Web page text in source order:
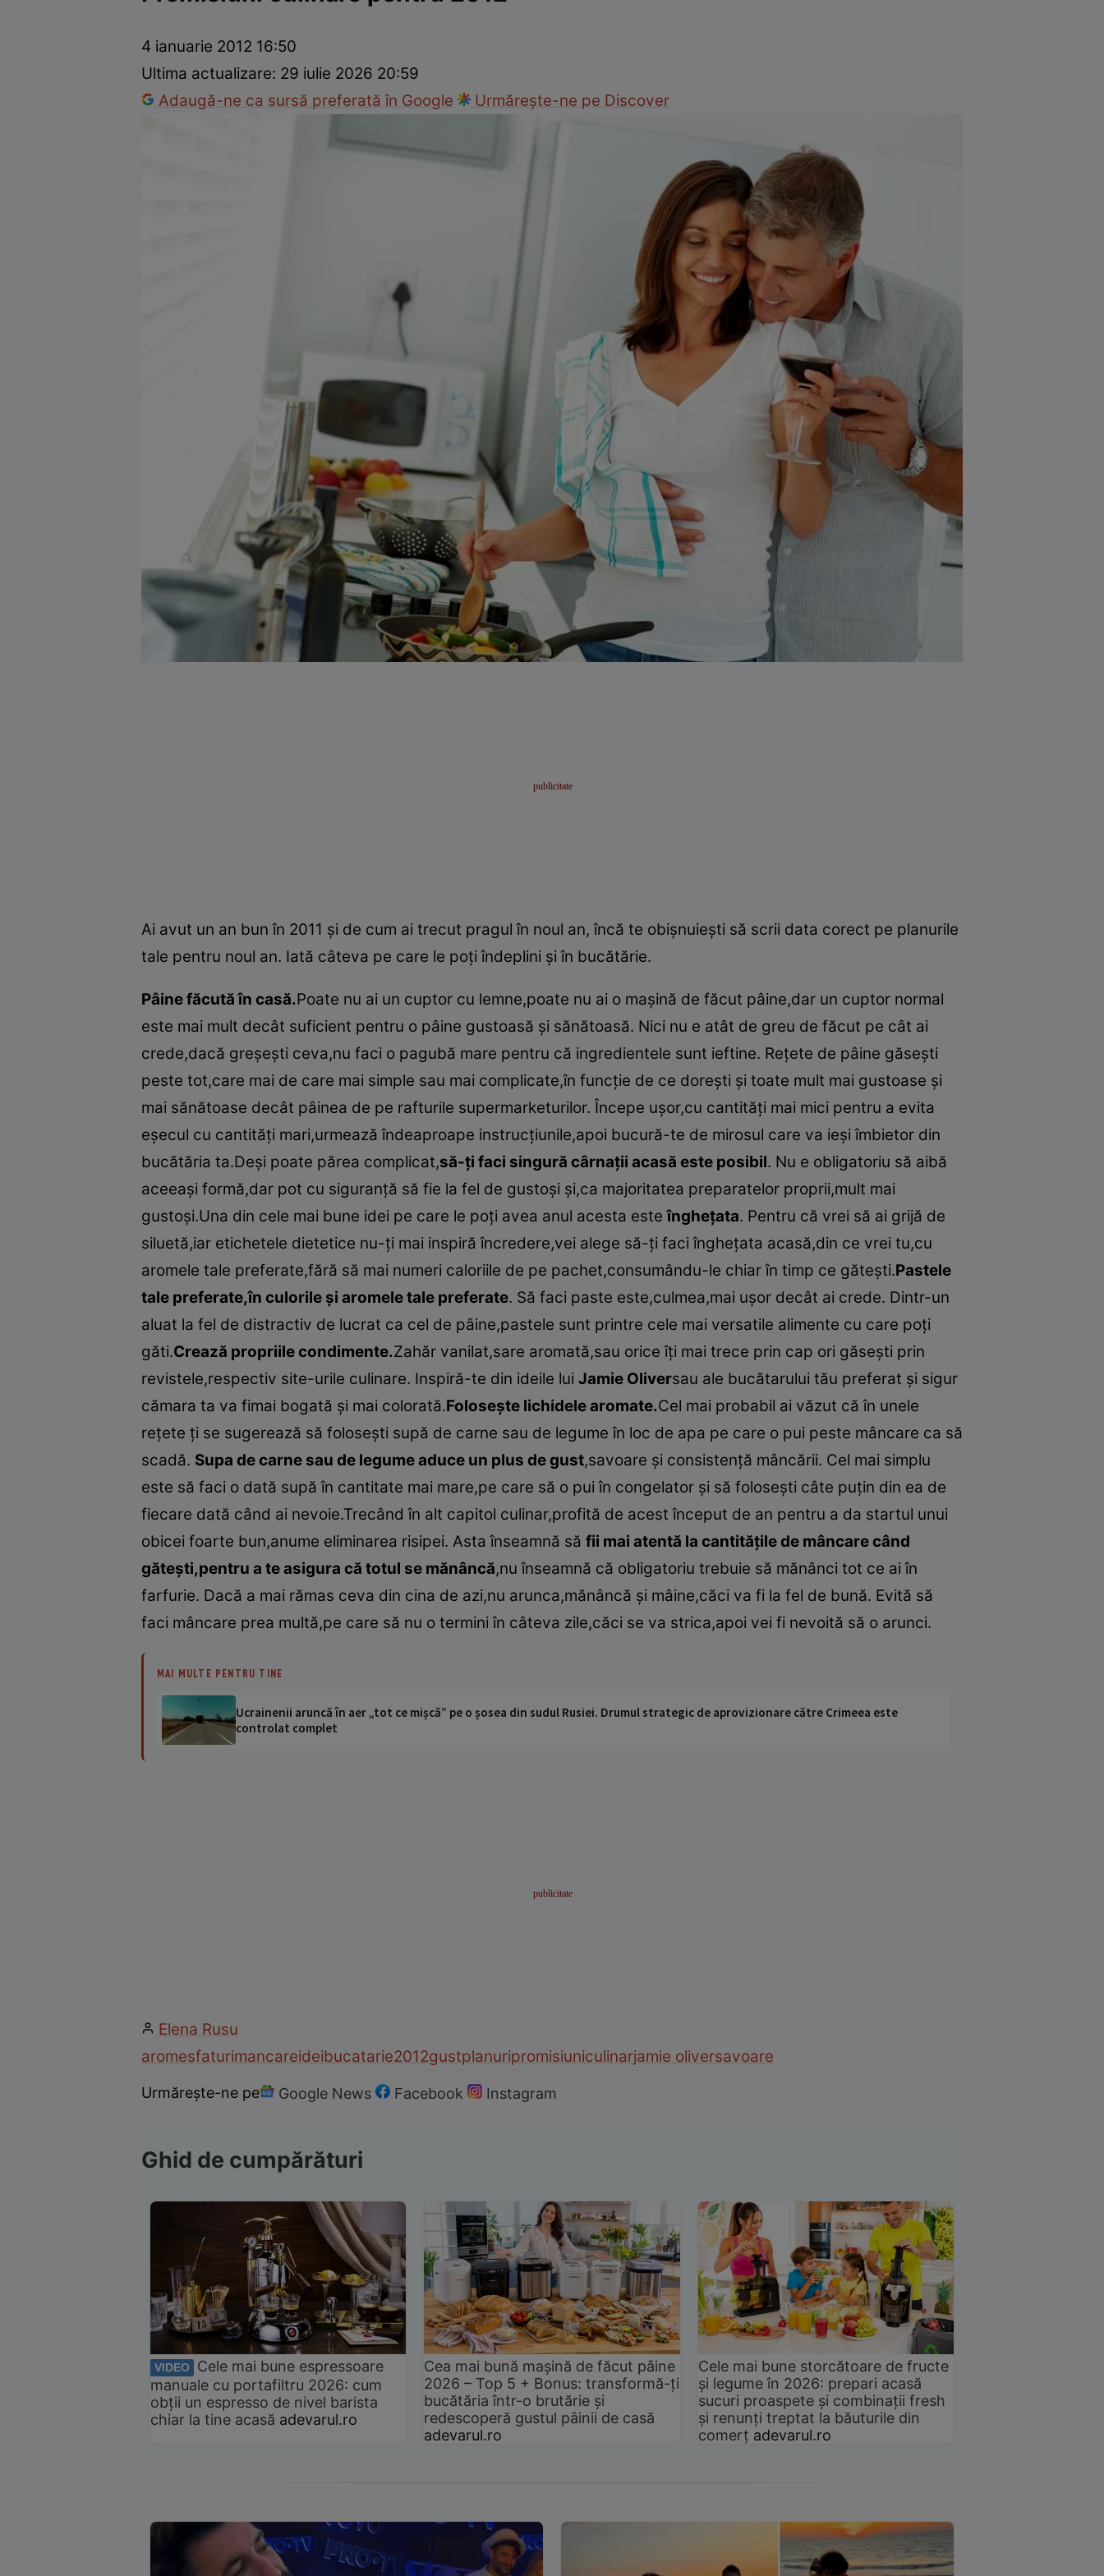
Dezvoltare personalăÎngrijire personalăCasă și grădină
4 ianuarie 2012 16:50
Ultima actualizare: 29 iulie 2026 20:59
Adaugă-ne ca sursă preferată în Google
Urmărește-ne pe Discover
Ai avut un an bun în 2011 şi de cum ai trecut pragul în noul an, încă te obişnuieşti să scrii data corect pe planurile
tale pentru noul an. Iată câteva pe care le poţi îndeplini şi în bucătărie.
Pâine făcută în casă.Poate nu ai un cuptor cu lemne,poate nu ai o maşină de făcut pâine,dar un cuptor normal
este mai mult decât suficient pentru o pâine gustoasă şi sănătoasă. Nici nu e atât de greu de făcut pe cât ai
crede,dacă greşeşti ceva,nu faci o pagubă mare pentru că ingredientele sunt ieftine. Reţete de pâine găseşti
peste tot,care mai de care mai simple sau mai complicate,în funcţie de ce doreşti şi toate mult mai gustoase şi
mai sănătoase decât pâinea de pe rafturile supermarketurilor. Începe uşor,cu cantităţi mai mici pentru a evita
eşecul cu cantităţi mari,urmează îndeaproape instrucţiunile,apoi bucură-te de mirosul care va ieşi îmbietor din
bucătăria ta.Deşi poate părea complicat,să-ţi faci singură cârnaţii acasă este posibil. Nu e obligatoriu să aibă
aceeaşi formă,dar pot cu siguranţă să fie la fel de gustoşi şi,ca majoritatea preparatelor proprii,mult mai
gustoşi.Una din cele mai bune idei pe care le poţi avea anul acesta esteîngheţata. Pentru că vrei să ai grijă de
siluetă,iar etichetele dietetice nu-ţi mai inspiră încredere,vei alege să-ţi faci îngheţata acasă,din ce vrei tu,cu
aromele tale preferate,fără să mai numeri caloriile de pe pachet,consumându-le chiar în timp ce găteşti.Pastele
tale preferate,în culorile şi aromele tale preferate. Să faci paste este,culmea,mai uşor decât ai crede. Dintr-un
aluat la fel de distractiv de lucrat ca cel de pâine,pastele sunt printre cele mai versatile alimente cu care poţi
găti.Crează propriile condimente.Zahăr vanilat,sare aromată,sau orice îţi mai trece prin cap ori găseşti prin
revistele,respectiv site-urile culinare. Inspiră-te din ideile lui Jamie Oliversau ale bucătarului tău preferat şi sigur
cămara ta va fimai bogată şi mai colorată.Foloseşte lichidele aromate.Cel mai probabil ai văzut că în unele
reţete ţi se sugerează să foloseşti supă de carne sau de legume în loc de apa pe care o pui peste mâncare ca să
scadă. Supa de carne sau de legume aduce un plus de gust,savoare şi consistenţă mâncării. Cel mai simplu
este să faci o dată supă în cantitate mai mare,pe care să o pui în congelator şi să foloseşti câte puţin din ea de
fiecare dată când ai nevoie.Trecând în alt capitol culinar,profită de acest început de an pentru a da startul unui
obicei foarte bun,anume eliminarea risipei. Asta înseamnă să fii mai atentă la cantităţile de mâncare când
găteşti,pentru a te asigura că totul se mănâncă,nu înseamnă că obligatoriu trebuie să mănânci tot ce ai în
farfurie. Dacă a mai rămas ceva din cina de azi,nu arunca,mănâncă şi mâine,căci va fi la fel de bună. Evită să
faci mâncare prea multă,pe care să nu o termini în câteva zile,căci se va strica,apoi vei fi nevoită să o arunci.
MAI MULTE PENTRU TINE
Ucrainenii aruncă în aer „tot ce mișcă” pe o șosea din sudul Rusiei. Drumul strategic de aprovizionare către Crimeea este
controlat complet
Elena Rusu
aromesfaturimancareideibucatarie2012gustplanuripromisiuniculinarjamie oliversavoare
Urmărește-ne pe Google News Facebook Instagram
Ghid de cumpărături
VIDEO
Cele mai bune espressoare
manuale cu portafiltru 2026: cum
obții un espresso de nivel barista
chiar la tine acasă adevarul.ro
Cea mai bună mașină de făcut pâine
2026 – Top 5 + Bonus: transformă-ți
bucătăria într-o brutărie și
redescoperă gustul pâinii de casă
adevarul.ro
Cele mai bune storcătoare de fructe
și legume în 2026: prepari acasă
sucuri proaspete și combinații fresh
și renunți treptat la băuturile din
comerț adevarul.ro